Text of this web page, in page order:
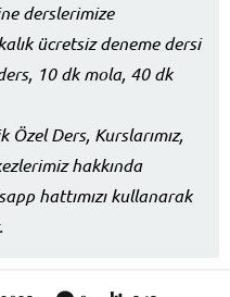
derslerimize
ücretsiz deneme dersi
10 dk mola, 40 dk
Özel Ders, Kurslarımız,
hakkında
hattımızı kullanarak